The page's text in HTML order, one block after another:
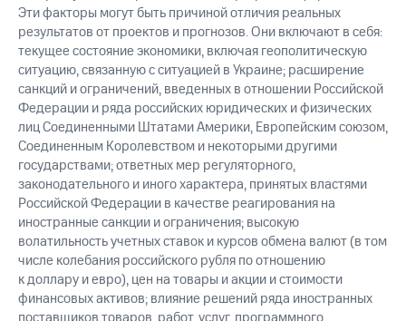
Эти факторы могут быть причиной отличия реальных
результатов от проектов и прогнозов. Они включают в себя:
текущее состояние экономики, включая геополитическую
ситуацию, связанную с ситуацией в Украине; расширение
санкций и ограничений, введенных в отношении Российской
Федерации и ряда российских юридических и физических
лиц Соединенными Штатами Америки, Европейским союзом,
Соединенным Королевством и некоторыми другими
государствами; ответных мер регуляторного,
законодательного и иного характера, принятых властями
Российской Федерации в качестве реагирования на
иностранные санкции и ограничения; высокую
волатильность учетных ставок и курсов обмена валют (в том
числе колебания российского рубля по отношению
к доллару и евро), цен на товары и акции и стоимости
финансовых активов; влияние решений ряда иностранных